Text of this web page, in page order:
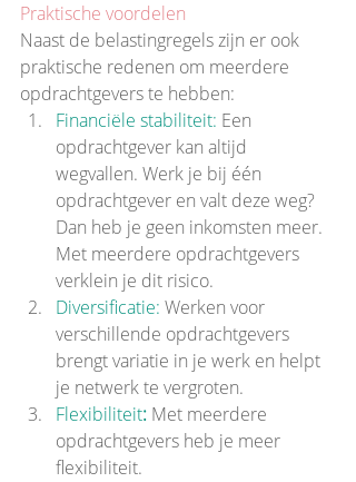
Praktische voordelen
Naast de belastingregels zijn er ook
praktische redenen om meerdere
opdrachtgevers te hebben:
Financiële stabiliteit: Een
opdrachtgever kan altijd
wegvallen. Werk je bij één
opdrachtgever en valt deze weg?
Dan heb je geen inkomsten meer.
Met meerdere opdrachtgevers
verklein je dit risico.
Diversificatie: Werken voor
verschillende opdrachtgevers
brengt variatie in je werk en helpt
je netwerk te vergroten.
Flexibiliteit: Met meerdere
opdrachtgevers heb je meer
flexibiliteit.